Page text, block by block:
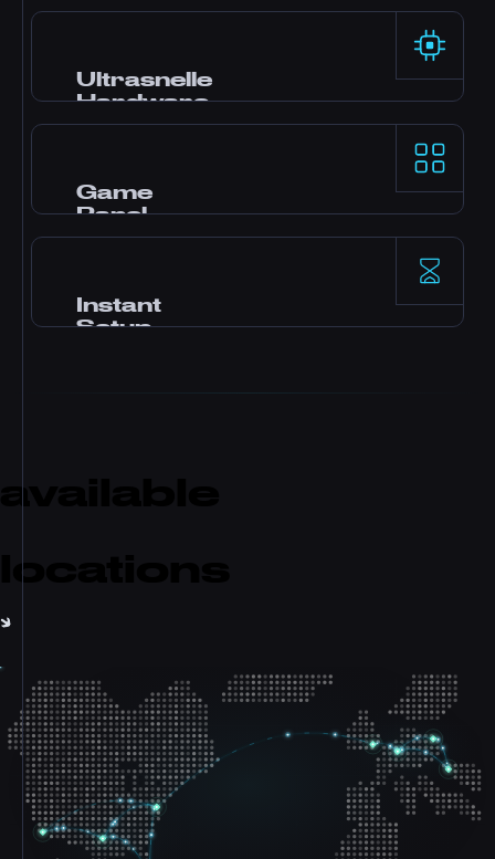
rotsvaste betrouwbaarheid, ondersteund door
onze SLA.
Ultrasnelle
Hardware
AMD Ryzen 9-processors en NVMe SSD-opslag
voor veeleisende game servers.
Game
Panel
en real-time monitoring.
Instant
Setup